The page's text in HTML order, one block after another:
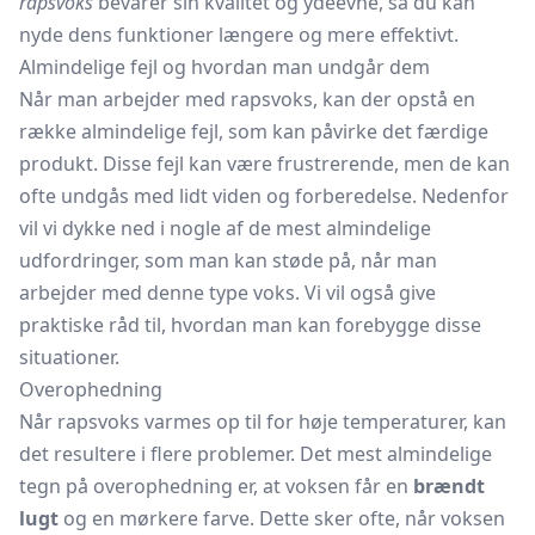
nyde dens funktioner længere og mere effektivt.
Almindelige fejl og hvordan man undgår dem
Når man arbejder med rapsvoks, kan der opstå en
række almindelige fejl, som kan påvirke det færdige
produkt. Disse fejl kan være frustrerende, men de kan
ofte undgås med lidt viden og forberedelse. Nedenfor
vil vi dykke ned i nogle af de mest almindelige
udfordringer, som man kan støde på, når man
arbejder med denne type voks. Vi vil også give
praktiske råd til, hvordan man kan forebygge disse
situationer.
Overophedning
Når rapsvoks varmes op til for høje temperaturer, kan
det resultere i flere problemer. Det mest almindelige
tegn på overophedning er, at voksen får en brændt
lugt og en mørkere farve. Dette sker ofte, når voksen